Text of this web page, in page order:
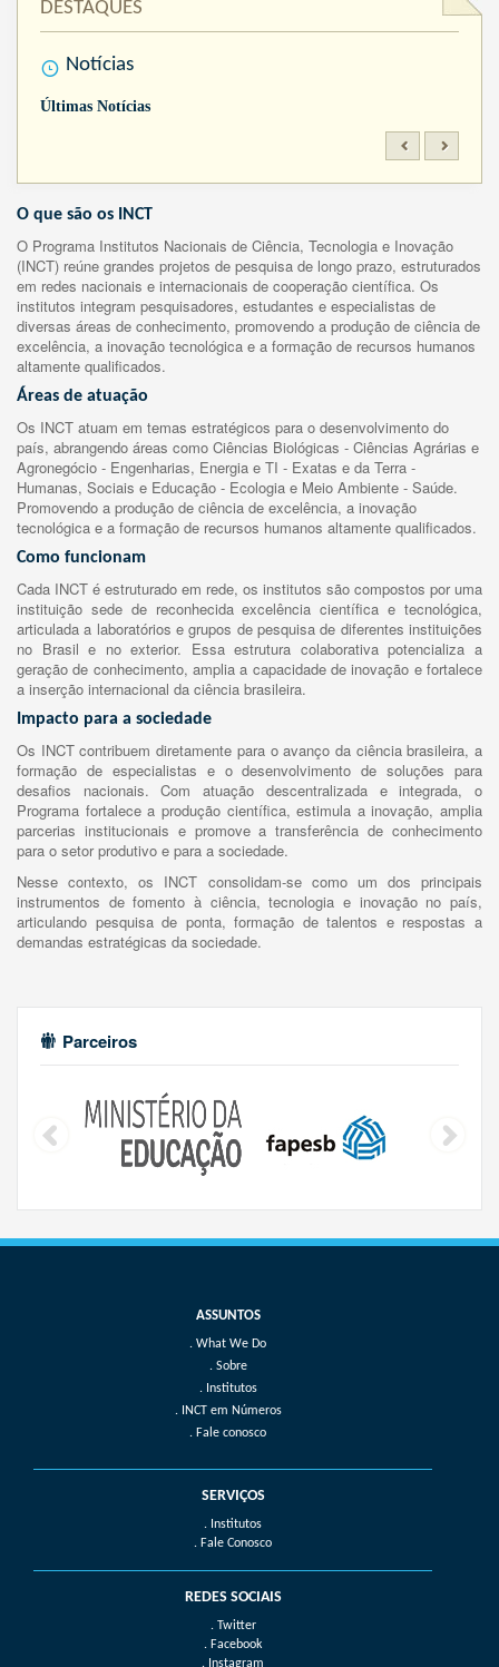
DESTAQUES
Notícias
Últimas Notícias
O que são os INCT
O Programa Institutos Nacionais de Ciência, Tecnologia e Inovação
(INCT) reúne grandes projetos de pesquisa de longo prazo, estruturados
em redes nacionais e internacionais de cooperação científica. Os
institutos integram pesquisadores, estudantes e especialistas de
diversas áreas de conhecimento, promovendo a produção de ciência de
excelência, a inovação tecnológica e a formação de recursos humanos
altamente qualificados.
Áreas de atuação
Os INCT atuam em temas estratégicos para o desenvolvimento do
país, abrangendo áreas como Ciências Biológicas - Ciências Agrárias e
Agronegócio - Engenharias, Energia e TI - Exatas e da Terra -
Humanas, Sociais e Educação - Ecologia e Meio Ambiente - Saúde.
Promovendo a produção de ciência de excelência, a inovação
tecnológica e a formação de recursos humanos altamente qualificados.
Como funcionam
Cada INCT é estruturado em rede, os institutos são compostos por uma
instituição sede de reconhecida excelência científica e tecnológica,
articulada a laboratórios e grupos de pesquisa de diferentes instituições
no Brasil e no exterior. Essa estrutura colaborativa potencializa a
geração de conhecimento, amplia a capacidade de inovação e fortalece
a inserção internacional da ciência brasileira.
Impacto para a sociedade
Os INCT contribuem diretamente para o avanço da ciência brasileira, a
formação de especialistas e o desenvolvimento de soluções para
desafios nacionais. Com atuação descentralizada e integrada, o
Programa fortalece a produção científica, estimula a inovação, amplia
parcerias institucionais e promove a transferência de conhecimento
para o setor produtivo e para a sociedade.
Nesse contexto, os INCT consolidam-se como um dos principais
instrumentos de fomento à ciência, tecnologia e inovação no país,
articulando pesquisa de ponta, formação de talentos e respostas a
demandas estratégicas da sociedade.
Parceiros
What We Do
Sobre
Institutos
INCT em Números
Fale conosco
SERVIÇOS
. Institutos
. Fale Conosco
REDES SOCIAIS
. Twitter
. Facebook
. Instagram